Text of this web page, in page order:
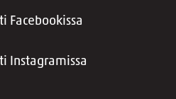
Facebookissa
Instagramissa